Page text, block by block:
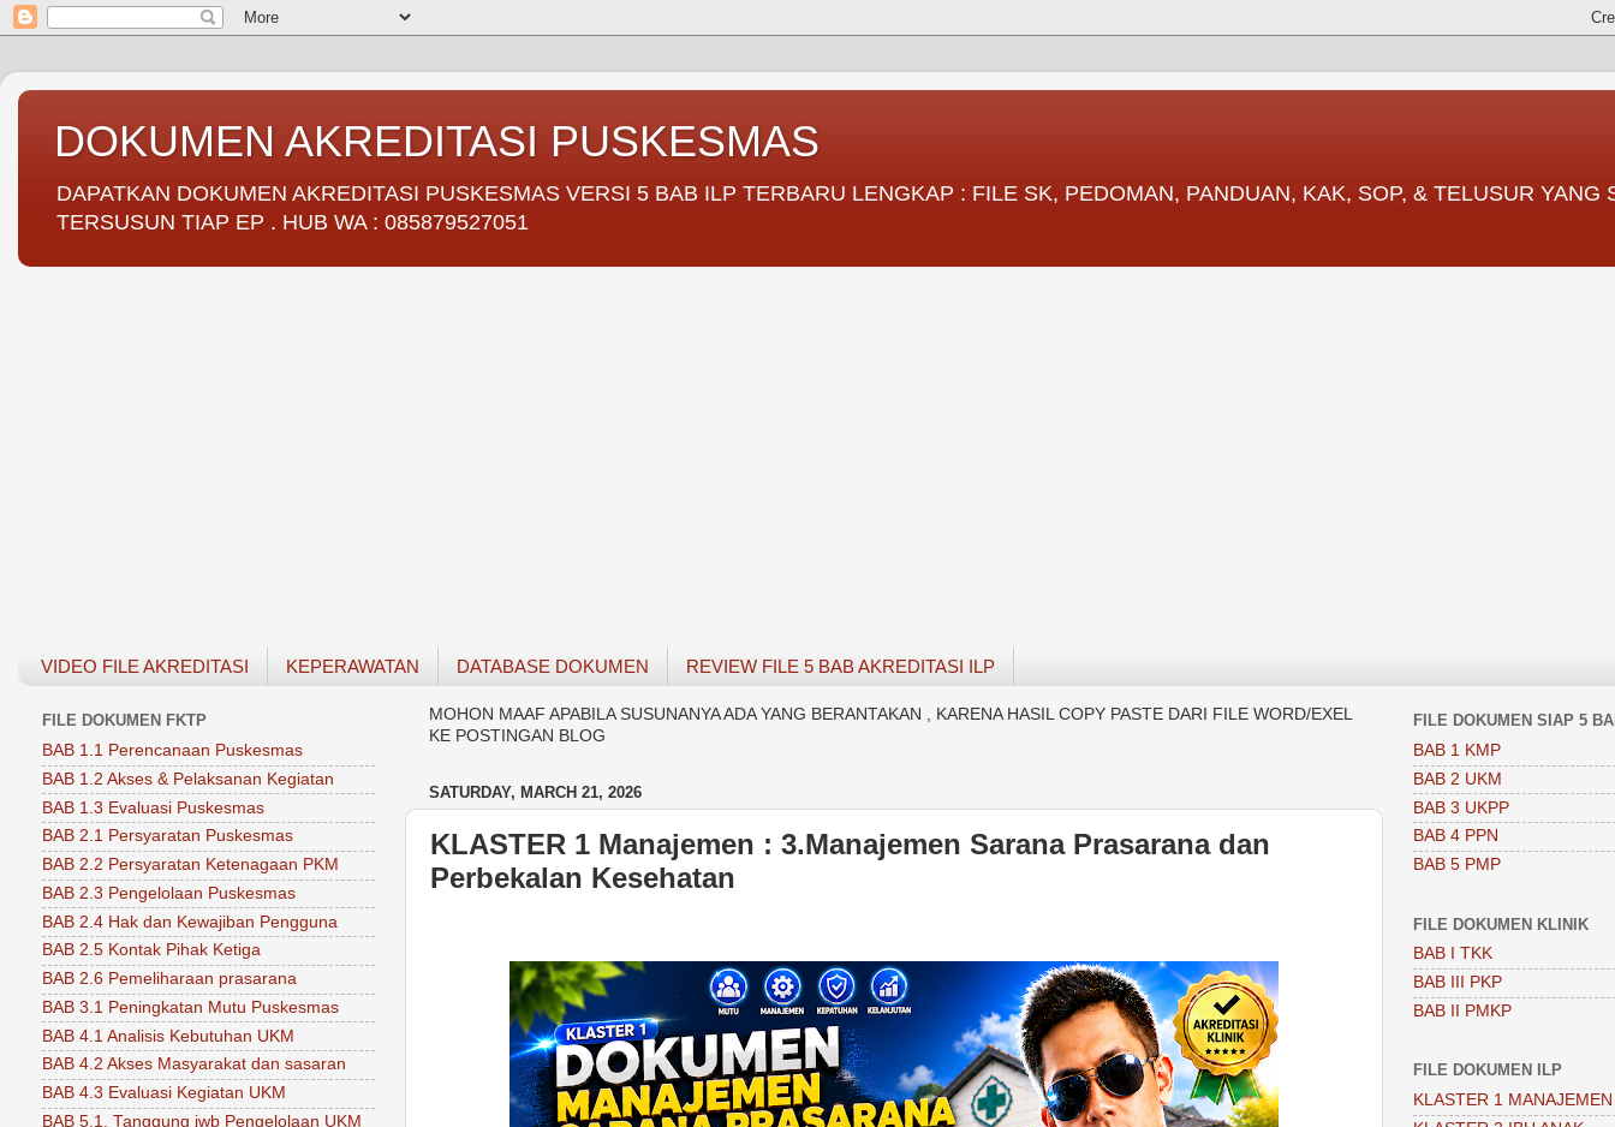
DOKUMEN AKREDITASI PUSKESMAS
DAPATKAN DOKUMEN AKREDITASI PUSKESMAS VERSI 5 BAB ILP TERBARU LENGKAP : FILE SK, PEDOMAN, PANDUAN, KAK, SOP, & TELUSUR YANG
TERSUSUN TIAP EP . HUB WA : 085879527051
VIDEO FILE AKREDITASI KEPERAWATAN DATABASE DOKUMEN REVIEW FILE 5 BAB AKREDITASI ILP
MOHON MAAF APABILA SUSUNANYA ADA YANG BERANTAKAN , KARENA HASIL COPY PASTE DARI FILE WORD/EXEL
KE POSTINGAN BLOG
SATURDAY, MARCH 21, 2026
KLASTER 1 Manajemen : 3.Manajemen Sarana Prasarana dan
Perbekalan Kesehatan
FILE DOKUMEN FKTP
BAB 1.1 Perencanaan Puskesmas
BAB 1.2 Akses & Pelaksanan Kegiatan
BAB 1.3 Evaluasi Puskesmas
BAB 2.1 Persyaratan Puskesmas
BAB 2.2 Persyaratan Ketenagaan PKM
BAB 2.3 Pengelolaan Puskesmas
BAB 2.4 Hak dan Kewajiban Pengguna
BAB 2.5 Kontak Pihak Ketiga
BAB 2.6 Pemeliharaan prasarana
BAB 3.1 Peningkatan Mutu Puskesmas
BAB 4.1 Analisis Kebutuhan UKM
BAB 4.2 Akses Masyarakat dan sasaran
BAB 4.3 Evaluasi Kegiatan UKM
BAB 5.1. Tanggung jwb Pengelolaan UKM
FILE DOKUMEN SIAP 5
BAB 1 KMP
BAB 2 UKM
BAB 3 UKPP
BAB 4 PPN
BAB 5 PMP
FILE DOKUMEN KLINIK
BAB I TKK
BAB III PKP
BAB II PMKP
FILE DOKUMEN ILP
KLASTER 1 MANAJEMEN